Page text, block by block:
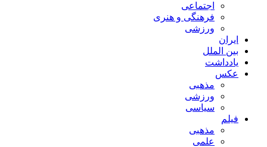
اجتماعی
فرهنگی و هنری
ورزشی
ایران
بین الملل
یادداشت
عکس
مذهبی
ورزشی
سیاسی
فیلم
مذهبی
علمی